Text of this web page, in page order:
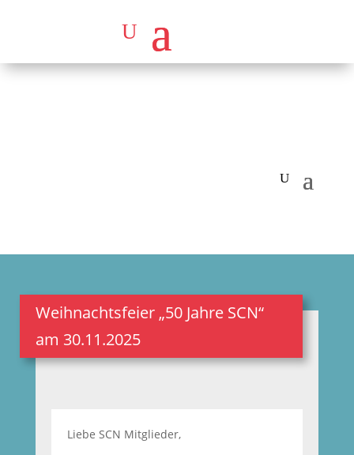
Weihnachtsfeier „50 Jahre SCN“
am 30.11.2025
Liebe SCN Mitglieder,